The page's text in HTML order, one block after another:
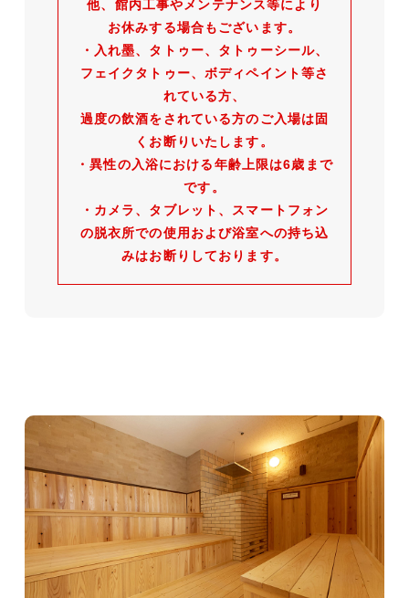
他、館内工事やメンテナンス等により
お休みする場合もございます。
・入れ墨、タトゥー、タトゥーシール、
フェイクタトゥー、ボディペイント等さ
れている方、
過度の飲酒をされている方のご入場は固
くお断りいたします。
・異性の入浴における年齢上限は6歳まで
です。
・カメラ、タブレット、スマートフォン
の脱衣所での使用および浴室への持ち込
みはお断りしております。